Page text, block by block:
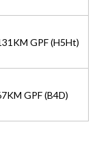
GPF (H5Ht)
GPF (B4D)